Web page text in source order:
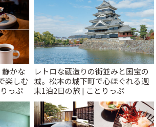
かな
楽しむ
っぷ
レトロな蔵造りの街並みと国宝の
城。松本の城下町で心ほぐれる週
末1泊2日の旅 | ことりっぷ